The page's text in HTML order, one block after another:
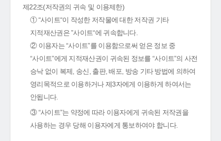
제22조(저작권의 귀속 및 이용제한)
① “사이트“이 작성한 저작물에 대한 저작권 기타
지적재산권은 ”사이트“에 귀속합니다.
② 이용자는 “사이트”를 이용함으로써 얻은 정보 중
“사이트”에게 지적재산권이 귀속된 정보를 “사이트”의 사전
승낙 없이 복제, 송신, 출판, 배포, 방송 기타 방법에 의하여
영리목적으로 이용하거나 제3자에게 이용하게 하여서는
안됩니다.
③ “사이트”는 약정에 따라 이용자에게 귀속된 저작권을
사용하는 경우 당해 이용자에게 통보하여야 합니다.